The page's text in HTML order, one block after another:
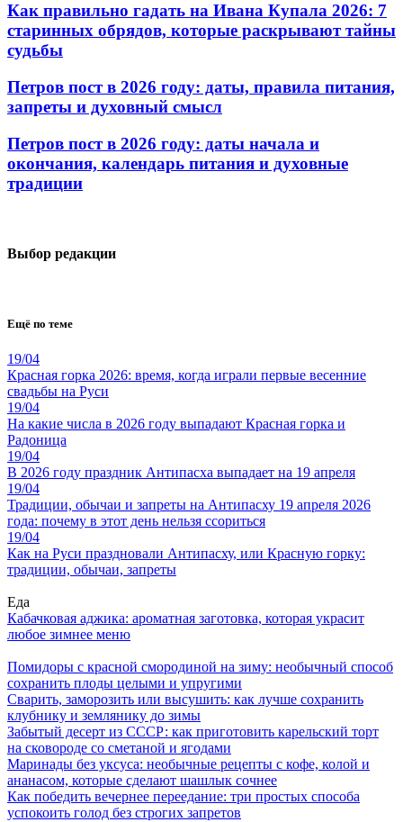
Как правильно гадать на Ивана Купала 2026: 7
старинных обрядов, которые раскрывают тайны
судьбы
Петров пост в 2026 году: даты, правила питания,
запреты и духовный смысл
Петров пост в 2026 году: даты начала и
окончания, календарь питания и духовные
традиции
Выбор редакции
Ещё по теме
19/04
Красная горка 2026: время, когда играли первые весенние
свадьбы на Руси
19/04
На какие числа в 2026 году выпадают Красная горка и
Радоница
19/04
В 2026 году праздник Антипасха выпадает на 19 апреля
19/04
Традиции, обычаи и запреты на Антипасху 19 апреля 2026
года: почему в этот день нельзя ссориться
19/04
Как на Руси праздновали Антипасху, или Красную горку:
традиции, обычаи, запреты
Еда
Кабачковая аджика: ароматная заготовка, которая украсит
любое зимнее меню
Помидоры с красной смородиной на зиму: необычный способ
сохранить плоды целыми и упругими
Сварить, заморозить или высушить: как лучше сохранить
клубнику и землянику до зимы
Забытый десерт из СССР: как приготовить карельский торт
на сковороде со сметаной и ягодами
Маринады без уксуса: необычные рецепты с кофе, колой и
ананасом, которые сделают шашлык сочнее
Как победить вечернее переедание: три простых способа
успокоить голод без строгих запретов